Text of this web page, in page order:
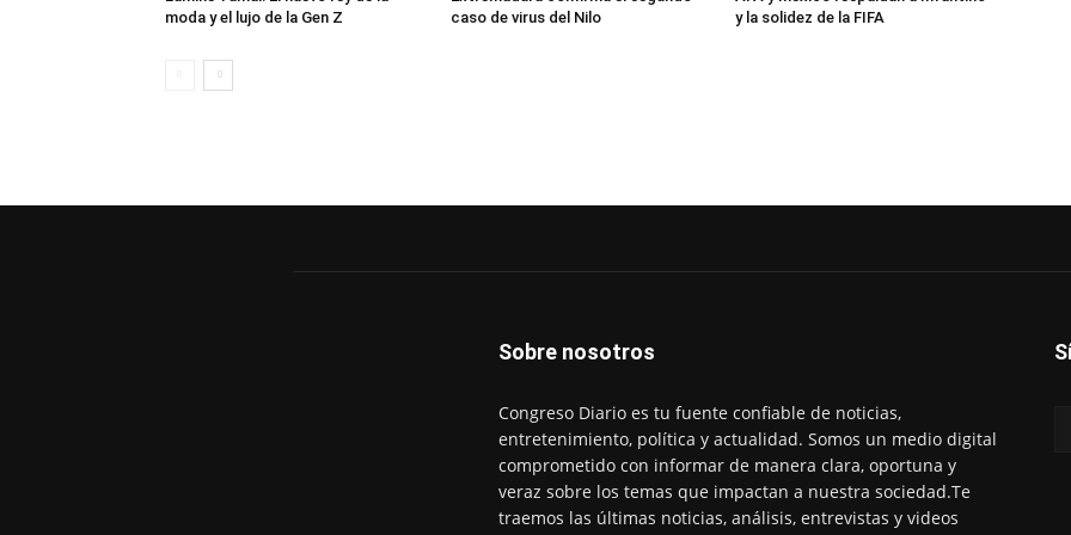
moda y el lujo de la Gen Z
caso de virus del Nilo
y la solidez de la FIFA
Sobre nosotros
Congreso Diario es tu fuente confiable de noticias,
entretenimiento, política y actualidad. Somos un medio digital
comprometido con informar de manera clara, oportuna y
veraz sobre los temas que impactan a nuestra sociedad.Te
traemos las últimas noticias, análisis, entrevistas y videos